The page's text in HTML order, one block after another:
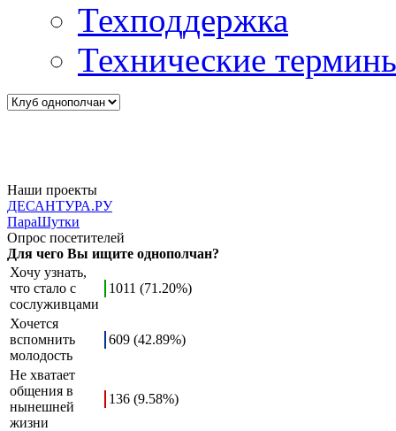
Техподдержка
Технические
Наши проекты
ДЕСАНТУРА.РУ
ПараШутки
Опрос посетителей
Для чего Вы ищите однополчан?
Хочу узнать,
что стало с
сослуживцами
1011 (71.20%)
Хочется
вспомнить
молодость
609 (42.89%)
Не хватает
общения в
нынешней
жизни
136 (9.58%)